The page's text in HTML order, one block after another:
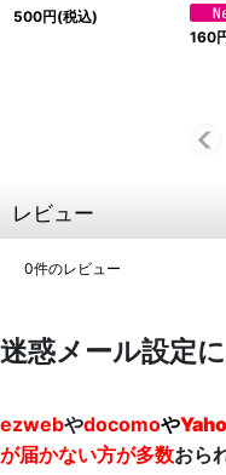
500円(税込)
160
レビュー
0件のレビュー
迷惑メール設定
ezwebやdocomoや
が届かない方が多数おら